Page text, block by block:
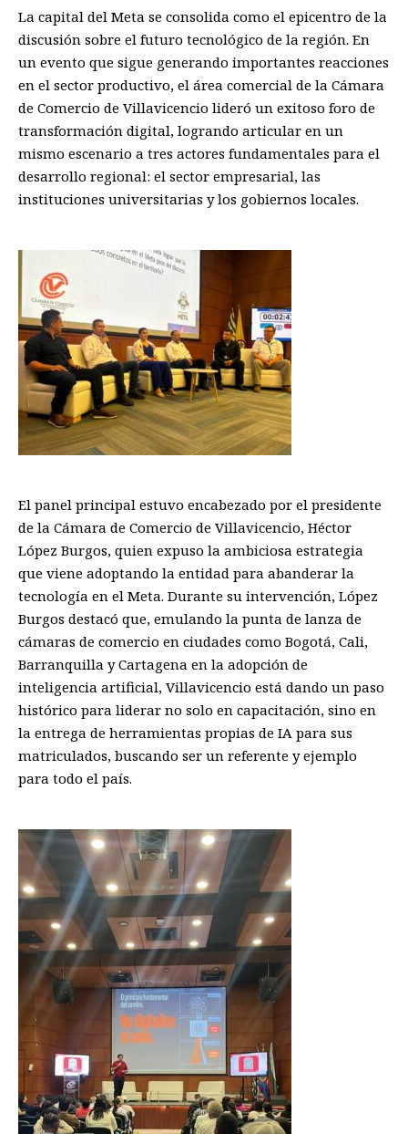
La capital del Meta se consolida como el epicentro de la
discusión sobre el futuro tecnológico de la región. En
un evento que sigue generando importantes reacciones
en el sector productivo, el área comercial de la Cámara
de Comercio de Villavicencio lideró un exitoso foro de
transformación digital, logrando articular en un
mismo escenario a tres actores fundamentales para el
desarrollo regional: el sector empresarial, las
instituciones universitarias y los gobiernos locales.
El panel principal estuvo encabezado por el presidente
de la Cámara de Comercio de Villavicencio, Héctor
López Burgos, quien expuso la ambiciosa estrategia
que viene adoptando la entidad para abanderar la
tecnología en el Meta. Durante su intervención, López
Burgos destacó que, emulando la punta de lanza de
cámaras de comercio en ciudades como Bogotá, Cali,
Barranquilla y Cartagena en la adopción de
inteligencia artificial, Villavicencio está dando un paso
histórico para liderar no solo en capacitación, sino en
la entrega de herramientas propias de IA para sus
matriculados, buscando ser un referente y ejemplo
para todo el país.